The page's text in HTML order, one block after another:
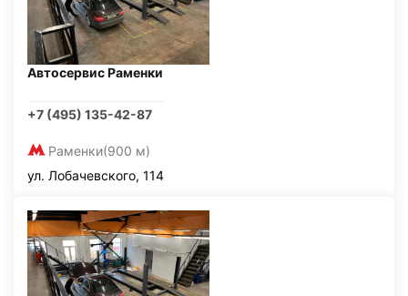
Автосервис Раменки
+7 (495) 135-42-87
Раменки(900 м)
ул. Лобачевского, 114